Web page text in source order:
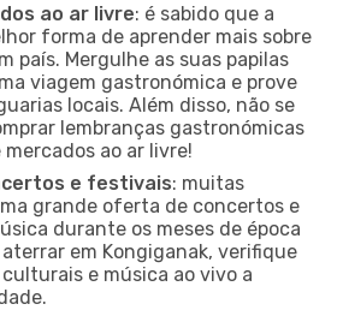
ao ar livre: é sabido que a
forma de aprender mais sobre
país. Mergulhe as suas papilas
viagem gastronómica e prove
locais. Além disso, não se
lembranças gastronómicas
ao ar livre!
e festivais: muitas
grande oferta de concertos e
durante os meses de época
em Kongiganak, verifique
e música ao vivo a